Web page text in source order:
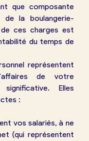
que composante
de la boulangerie-
ces charges est
du temps de
représentent
de votre
Elles
:
vos salariés, à ne
(qui représentent